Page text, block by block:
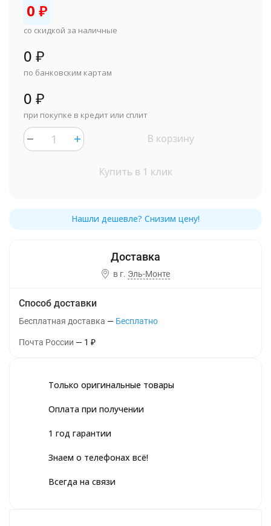
0 ₽
со скидкой за наличные
0 ₽
по банковским картам
0 ₽
при покупке в кредит или сплит
В корзину
Купить в 1 клик
в г. Эль-Монте
Способ доставки
Бесплатная доставка Бесплатно
Почта России 1 ₽
Только оригинальные товары
Оплата при получении
1 год гарантии
Знаем о телефонах всё!
Всегда на связи